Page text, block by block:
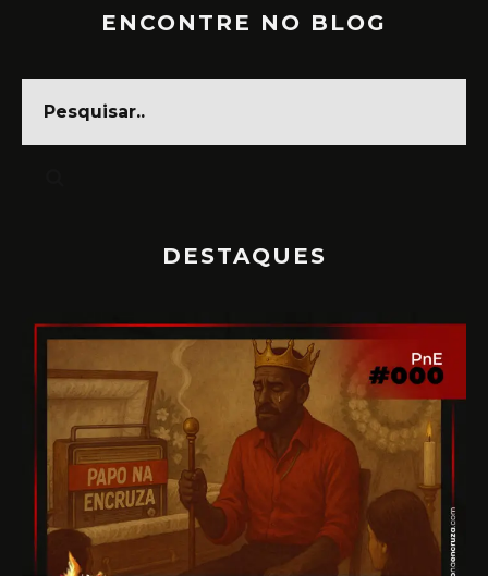
ENCONTRE NO BLOG
DESTAQUES